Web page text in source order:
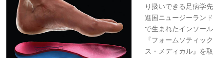
り扱いできる足病学先
進国ニュージーランド
で生まれたインソール
『フォームソティック
ス・メディカル』を取